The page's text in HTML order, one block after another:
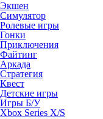
Экшен
Симулятор
Ролевые игры
Гонки
Приключения
Файтинг
Аркада
Стратегия
Квест
Детские игры
Игры Б/У
Xbox Series X/S